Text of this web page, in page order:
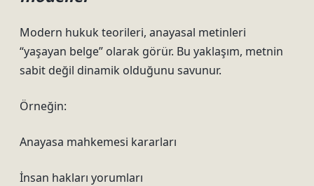
Modern hukuk teorileri, anayasal metinleri
“yaşayan belge” olarak görür. Bu yaklaşım, metnin
sabit değil dinamik olduğunu savunur.
Örneğin:
Anayasa mahkemesi kararları
İnsan hakları yorumları